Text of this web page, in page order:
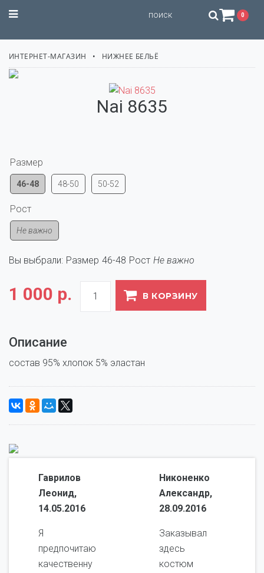
STILISSIMO 0
ИНТЕРНЕТ-МАГАЗИН НИЖНЕЕ БЕЛЬЁ
Nai 8635
Размер
46-48 48-50 50-52
Рост
Не важно
Вы выбрали: Размер 46-48 Рост Не важно
1 000 р. В КОРЗИНУ
Описание
Гаврилов
Леонид,
14.05.2016
Я
предпочитаю
качественну
Никоненко
Александр,
28.09.2016
Заказывал
здесь
костюм